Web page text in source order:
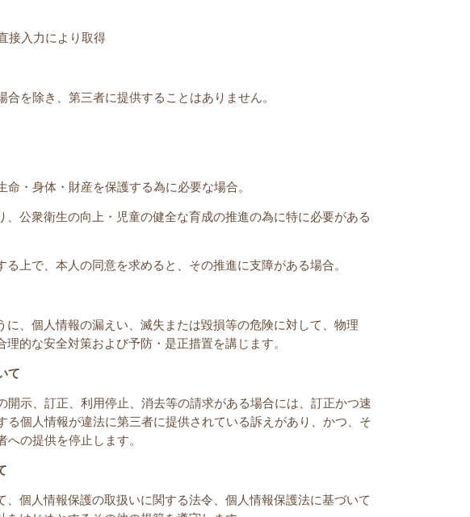
接入力により取得
を除き、第三者に提供することはありません。
・身体・財産を保護する為に必要な場合。
公衆衛生の向上・児童の健全な育成の推進の為に特に必要がある
上で、本人の同意を求めると、その推進に支障がある場合。
、個人情報の漏えい、滅失または毀損等の危険に対して、物理
的な安全対策および予防・是正措置を講じます。
て
示、訂正、利用停止、消去等の請求がある場合には、訂正かつ速
る個人情報が違法に第三者に提供されている訴えがあり、かつ、そ
の提供を停止します。
個人情報保護の取扱いに関する法令、個人情報保護法に基づいて